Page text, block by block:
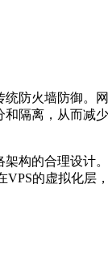
防火墙防御。
隔离，从而减
架构的合理设计
VPS的虚拟化层